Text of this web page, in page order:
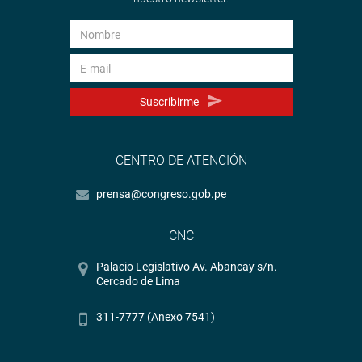
Sistema de Archivo Fotográfico (SAF):
http://www4.congreso.gob.pe/fotografia.asp
Suscribirme
CENTRO DE ATENCIÓN
prensa@congreso.gob.pe
CNC
Palacio Legislativo Av. Abancay s/n.
Cercado de Lima
311-7777 (Anexo 7541)